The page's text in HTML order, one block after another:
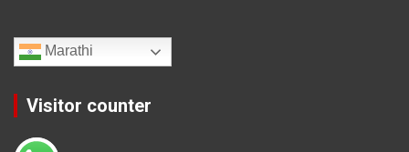
Marathi
Visitor counter